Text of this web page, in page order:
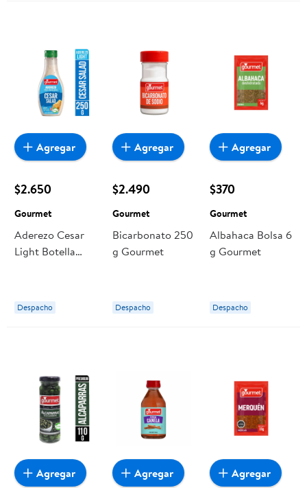
$2.650
Gourmet
Aderezo Cesar
Light Botella
Despacho
Agregar
$2.490
Gourmet
Bicarbonato 250
g Gourmet
Despacho
Agregar
$370
Gourmet
Albahaca Bolsa 6
g Gourmet
Despacho
Agregar
Agregar Agregar Agregar